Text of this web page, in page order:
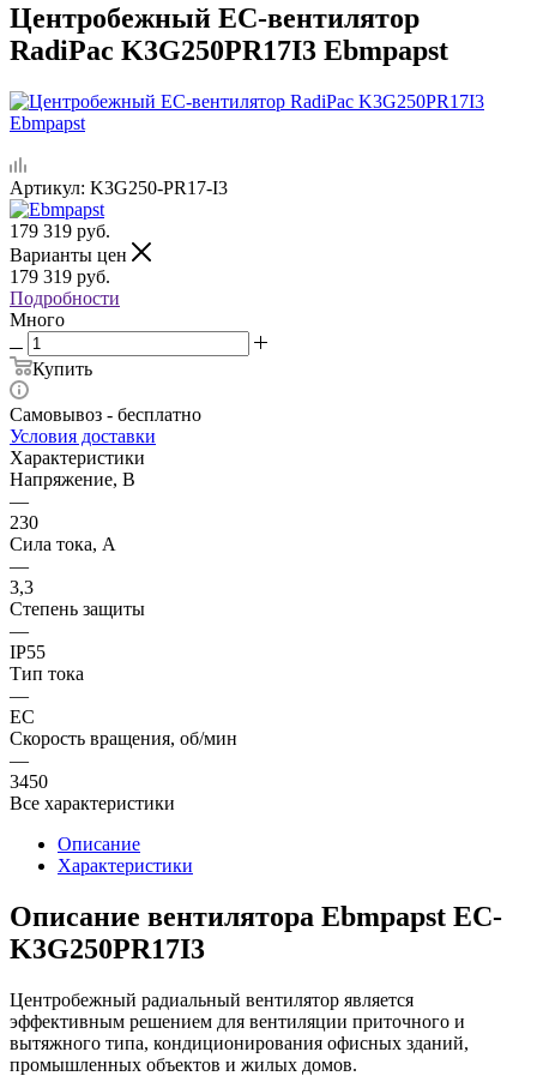
Центробежный ЕС-вентилятор
RadiPac K3G250PR17I3 Ebmpapst
Артикул: K3G250-PR17-I3
179 319 руб.
Варианты цен
179 319 руб.
Подробности
Много
Купить
Самовывоз - бесплатно
Условия доставки
Характеристики
Напряжение, В
—
230
Сила тока, A
—
3,3
Степень защиты
—
IP55
Тип тока
—
EC
Скорость вращения, об/мин
—
3450
Все характеристики
Описание
Характеристики
Описание вентилятора Ebmpapst ЕС-
K3G250PR17I3
Центробежный радиальный вентилятор является
эффективным решением для вентиляции приточного и
вытяжного типа, кондиционирования офисных зданий,
промышленных объектов и жилых домов.